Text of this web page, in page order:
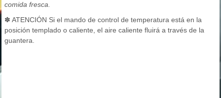
comida fresca.
✽ ATENCIÓN Si el mando de control de temperatura está en la
posición templado o caliente, el aire caliente fluirá a través de la
guantera.